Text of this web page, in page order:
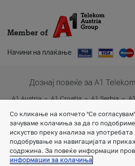
Member of
Начини на плаќање
Дознај повеќе за A1
A1 Austria A1 Croatia A1 Serbia
A1 Slovenia
A1
Со кликање на копчето "Се
зачуваме колачиња за да го
искуство преку анализа на
подобрување на навигацијата и
содржина. За повеќе информации
информации за колачиња